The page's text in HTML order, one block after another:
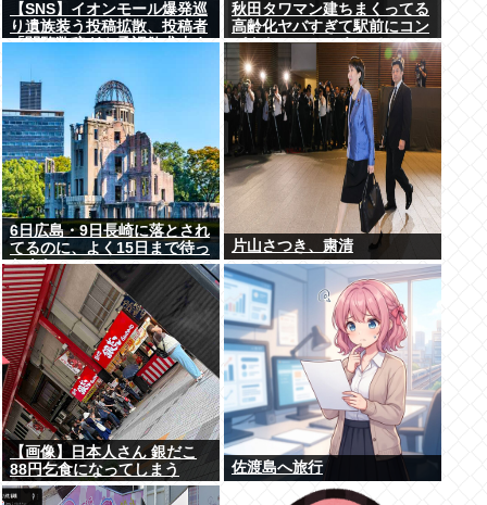
【SNS】イオンモール爆発巡
り遺族装う投稿拡散、投稿者
「閲覧数稼ぎや承認欲求止ま
秋田タワマン建ちまくってる
高齢化ヤバすぎて駅前にコン
パクトシティつくって...
6日広島・9日長崎に落とされ
てるのに、よく15日まで待っ
たよな
片山さつき、粛清
【画像】日本人さん 銀だこ
88円乞食になってしまう
佐渡島へ旅行